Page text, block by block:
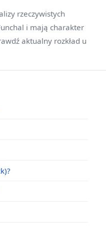
rzeczywistych
i mają charakter
aktualny rozkład u